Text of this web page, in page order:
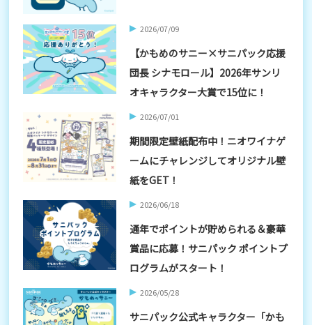
2026/07/09
【かもめのサニー×サニパック応援
団長 シナモロール】2026年サンリ
オキャラクター大賞で15位に！
2026/07/01
期間限定壁紙配布中！ニオワイナゲ
ームにチャレンジしてオリジナル壁
紙をGET！
2026/06/18
通年でポイントが貯められる＆豪華
賞品に応募！サニパック ポイントプ
ログラムがスタート！
2026/05/28
サニパック公式キャラクター「かも